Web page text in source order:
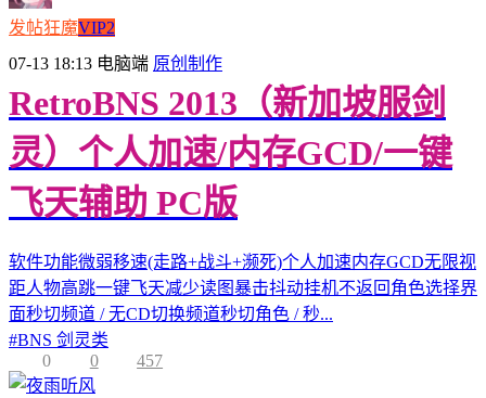
发帖狂魔VIP2
07-13 18:13 电脑端 原创制作
RetroBNS 2013（新加坡服剑
灵）个人加速/内存GCD/一键
飞天辅助 PC版
软件功能微弱移速(走路+战斗+濒死)个人加速内存GCD无限视
距人物高跳一键飞天减少读图暴击抖动挂机不返回角色选择界
面秒切频道 / 无CD切换频道秒切角色 / 秒...
#BNS 剑灵类
0
0 457